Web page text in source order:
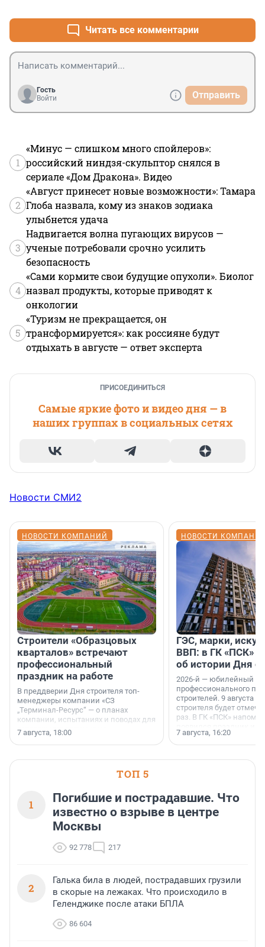
Читать все комментарии
Гость
Войти
Отправить
1
«Минус — слишком много спойлеров»:
российский ниндзя-скульптор снялся в
сериале «Дом Дракона». Видео
2
«Август принесет новые возможности»: Тамара
Глоба назвала, кому из знаков зодиака
улыбнется удача
3
Надвигается волна пугающих вирусов —
ученые потребовали срочно усилить
безопасность
4
«Сами кормите свои будущие опухоли». Биолог
назвал продукты, которые приводят к
онкологии
5
«Туризм не прекращается, он
трансформируется»: как россияне будут
отдыхать в августе — ответ эксперта
ПРИСОЕДИНИТЬСЯ
Самые яркие фото и видео дня — в
наших группах в социальных сетях
Новости СМИ2
НОВОСТИ КОМПАНИЙ
Строители «Образцовых
кварталов» встречают
профессиональный
праздник на работе
В преддверии Дня строителя топ-
менеджеры компании «СЗ
„Терминал-Ресурс“ — о планах
компании, испытаниях и поводах для
осторожного оптимизма.
7 августа, 18:00
НОВОСТИ
ГЭС, марки,
ВВП: в ГК «ПСК»
об истории Дня
2026-й — юбилейный
профессионального
строителей. 9 августа
строителя будет
раз. В ГК «ПСК»
поменялась роль
7 августа, 16:20
ТОП 5
1
Погибшие и пострадавшие. Что
известно о взрыве в центре
Москвы
92 778 217
2
Галька била в людей, пострадавших грузили
в скорые на лежаках. Что происходило в
Геленджике после атаки БПЛА
86 604